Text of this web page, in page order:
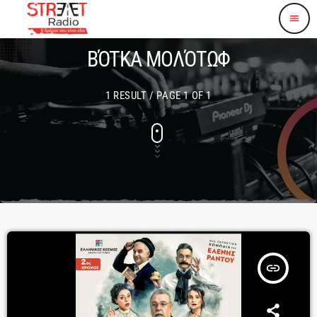
menu
ΒΌΤΚΑ ΜΟΛΌΤΩΦ
1 RESULT / PAGE 1 OF 1
insert_link